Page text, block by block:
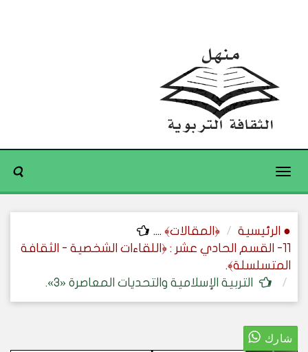
Toggle
● الرئيسية ﴿المقالات﴾ ....
11- القسم الحادي عشر : ﴿اللقاءات الشخصية - الثقافة
المتسلسلة﴾.
التربية الإسلامية والتحديات المعاصرة «3».